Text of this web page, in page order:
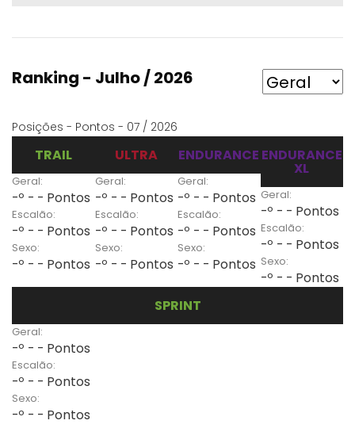
Ranking - Julho / 2026
Posições - Pontos - 07 / 2026
TRAIL
Geral:
-º - - Pontos
Escalão:
-º - - Pontos
Sexo:
-º - - Pontos
ULTRA
Geral:
-º - - Pontos
Escalão:
-º - - Pontos
Sexo:
-º - - Pontos
ENDURANCE
Geral:
-º - - Pontos
Escalão:
-º - - Pontos
Sexo:
-º - - Pontos
ENDURANCE
XL
Geral:
-º - - Pontos
Escalão:
-º - - Pontos
Sexo:
-º - - Pontos
SPRINT
Geral:
-º - - Pontos
Escalão:
-º - - Pontos
Sexo:
-º - - Pontos